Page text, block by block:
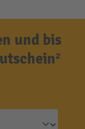
und bis